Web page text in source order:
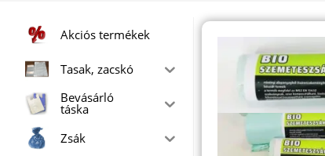
Akciós termékek
Tasak, zacskó
Bevásárló
táska
Zsák